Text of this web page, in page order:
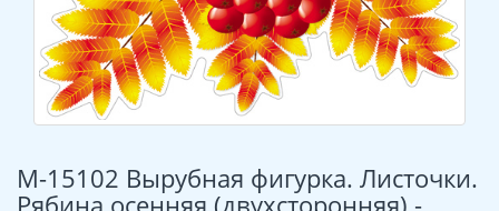
М-15102 Вырубная фигурка. Листочки.